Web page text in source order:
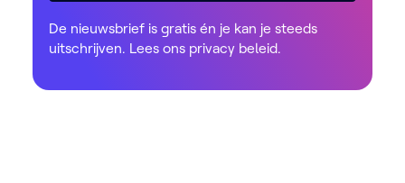
De nieuwsbrief is gratis én je kan je steeds
uitschrijven. Lees ons privacy beleid.